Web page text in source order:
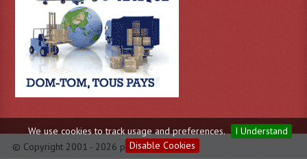
We use cookies to track usage and preferences.
I Understand
Disable Cookies
Sono: Conférences Securité Visite Guidée
Système D'audio Guide
Système D'interprétation Simultanée
Système De Conférence
Système Visite Guidée
Sonorisation Securité EN-54
© Copyright 2001 - 2026 par Evas.fr